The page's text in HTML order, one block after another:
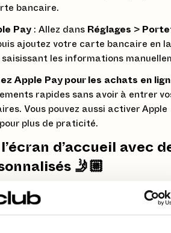
bancaire.
Pay : Allez dans Réglages >
ajoutez votre carte bancaire en la
saisissant les informations
Apple Pay pour les achats en
rapides sans avoir à entrer
Vous pouvez aussi activer Apple
plus de praticité.
d’accueil avec
🤳🏼
12 vous permet de personnaliser
deswidgets
pour afficher